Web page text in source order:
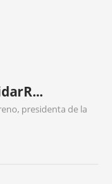
presidenta de la